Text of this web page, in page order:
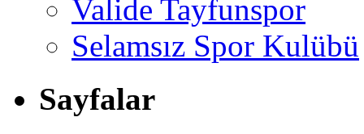
Valide Tayfunspor
Selamsız Spor Kulübü
Sayfalar